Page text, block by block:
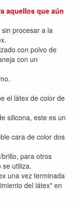
aquellos que aún
procesar a la
con polvo de
con un
el látex de color de
silicona, este es un
cara de color dos
para otros
se utiliza.
una vez terminada
del látex" en